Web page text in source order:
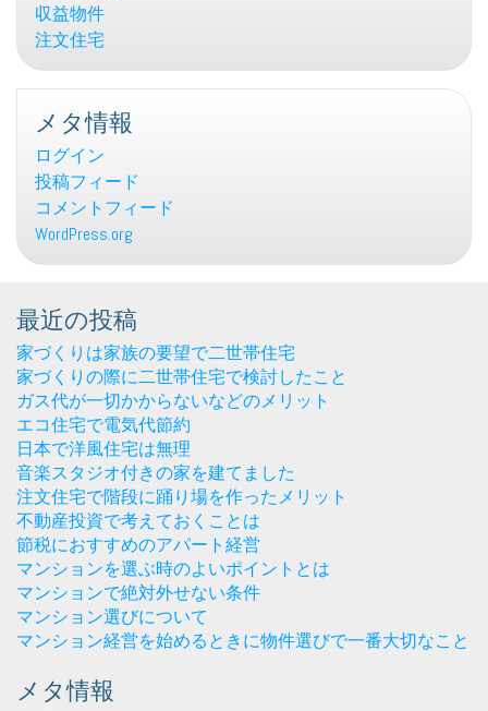
収益物件
注文住宅
メタ情報
ログイン
投稿フィード
コメントフィード
WordPress.org
最近の投稿
家づくりは家族の要望で二世帯住宅
家づくりの際に二世帯住宅で検討したこと
ガス代が一切かからないなどのメリット
エコ住宅で電気代節約
日本で洋風住宅は無理
音楽スタジオ付きの家を建てました
注文住宅で階段に踊り場を作ったメリット
不動産投資で考えておくことは
節税におすすめのアパート経営
マンションを選ぶ時のよいポイントとは
マンションで絶対外せない条件
マンション選びについて
マンション経営を始めるときに物件選びで一番大切なこと
メタ情報